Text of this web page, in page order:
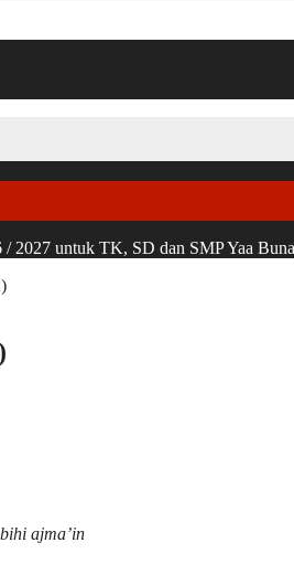
2027 untuk TK, SD dan SMP Yaa
ajma’in